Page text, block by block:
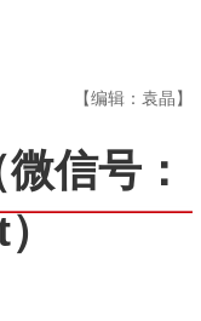
【编辑：袁晶】
微信号：